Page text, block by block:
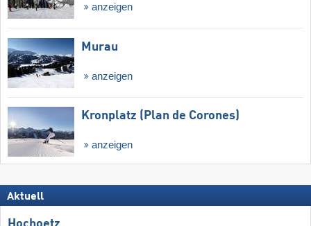
anzeigen
Murau
anzeigen
Kronplatz (Plan de Corones)
anzeigen
Aktuell